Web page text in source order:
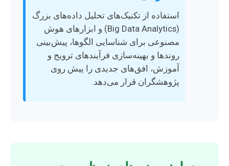
استفاده از تکنیک‌های تحلیل داده‌های بزرگ
(Big Data Analytics) و ابزارهای هوش
مصنوعی برای شناسایی الگوها، پیش‌بینی
روندها و بهینه‌سازی فرآیندهای ترویج و
آموزش، افق‌های جدیدی را پیش روی
پژوهشگران قرار می‌دهد.